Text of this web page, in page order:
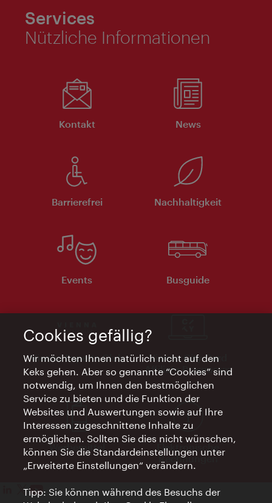
Services
Nützliche Informationen
Kontakt News
Barrierefrei Nachhaltigkeit
Events Busguide
Vienna Experts Club
Vienna City Card
Affiliate Programm
Werbemittel
Elektronische
Rechnungen
Cookies gefällig?
Wir möchten Ihnen natürlich nicht auf den
Keks gehen. Aber so genannte “Cookies” sind
notwendig, um Ihnen den bestmöglichen
Service zu bieten und die Funktion der
Websites und Auswertungen sowie auf Ihre
Interessen zugeschnittene Inhalte zu
ermöglichen. Sollten Sie dies nicht wünschen,
können Sie die Standardeinstellungen unter
„Erweiterte Einstellungen“ verändern.
Tipp: Sie können während des Besuchs der